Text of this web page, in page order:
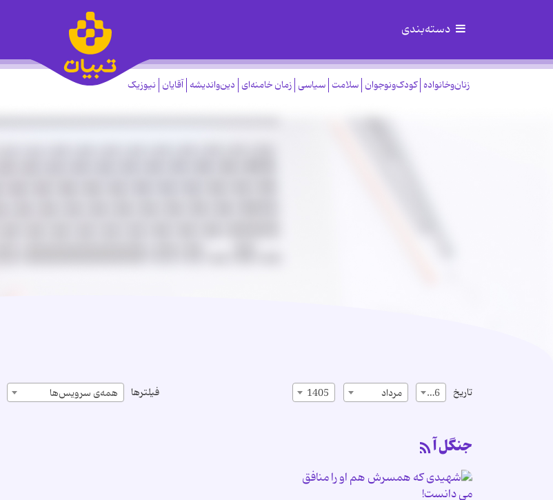
دسته‌بندی
زنان‌وخانواده کودک‌ونوجوان سلامت سیاسی زمان خامنه‌ای دین‌واندیشه آقایان نیوزیک
تاریخ 16 مرداد 1405 فیلترها همه‌ی سرویس‌ها
جنگل آ